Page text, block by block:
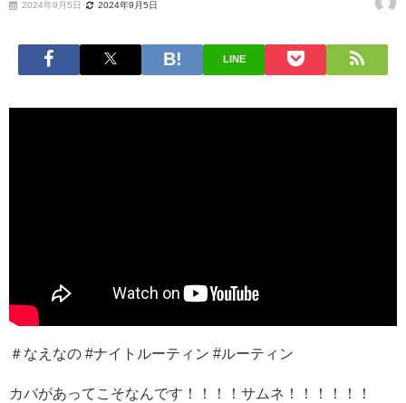
2024年9月5日 2024年9月5日
LINE
＃なえなの #ナイトルーティン #ルーティン
カバがあってこそなんです！！！！サムネ！！！！！！